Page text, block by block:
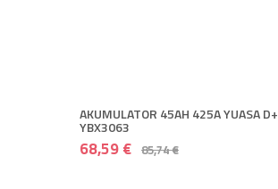
AKUMULATOR 45AH 425A YUASA D+
YBX3063
68,59 € 85,74 €